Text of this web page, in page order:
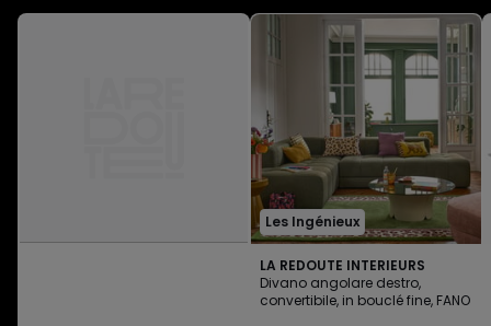
Les Ingénieux
LA REDOUTE INTERIEURS
Divano angolare destro,
convertibile, in bouclé fine, FANO